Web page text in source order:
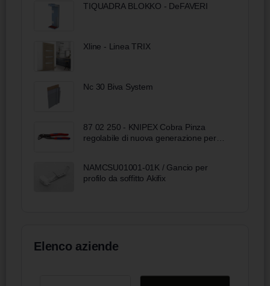
TIQUADRA BLOKKO - DeFAVERI
Xline - Linea TRIX
Nc 30 Biva System
87 02 250 - KNIPEX Cobra Pinza
regolabile di nuova generazione per
NAMCSU01001-01K / Gancio per
profilo da soffitto Akifix
Elenco aziende